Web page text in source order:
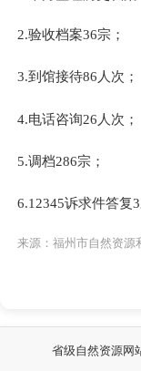
2.验收档案36宗；
3.到馆接待86人次；
4.电话咨询26人次；
5.调档286宗；
6.12345诉求件答复3
来源：福州市自然资源
省级自然资源网